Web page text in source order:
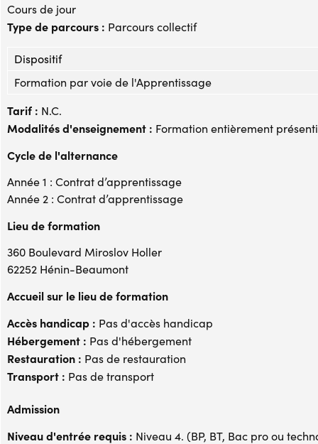
Cours de jour
Type de parcours : Parcours collectif
Dispositif
Formation par voie de l'Apprentissage
Tarif : N.C.
Modalités d'enseignement : Formation entièrement
Cycle de l'alternance
Année 1 : Contrat d’apprentissage
Année 2 : Contrat d’apprentissage
Lieu de formation
360 Boulevard Miroslov Holler
62252 Hénin-Beaumont
Accueil sur le lieu de formation
Accès handicap : Pas d'accès handicap
Hébergement : Pas d'hébergement
Restauration : Pas de restauration
Transport : Pas de transport
Admission
Niveau d'entrée requis : Niveau 4. (BP, BT, Bac pro ou